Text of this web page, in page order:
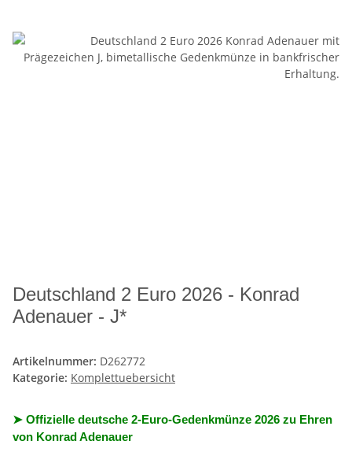
Deutschland 2 Euro 2026 - Konrad
Adenauer - J*
Artikelnummer: D262772
Kategorie: Komplettuebersicht
➤ Offizielle deutsche 2-Euro-Gedenkmünze 2026 zu Ehren
von Konrad Adenauer